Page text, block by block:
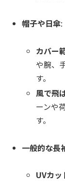
帽子や日傘:
カバー
や腕、
す。
風で飛
ーンや
す。
一般的な長
UVカッ